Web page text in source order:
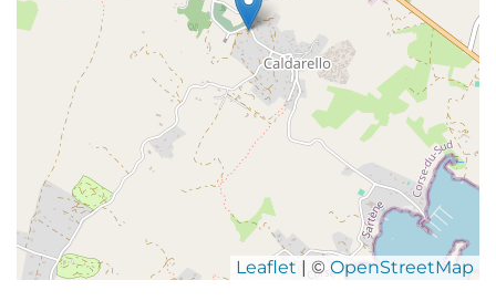
Leaflet| ©OpenStreetMap